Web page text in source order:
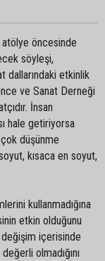
atölye öncesinde
söyleşi,
dallarındaki etkinlik
ve Sanat Derneği
İnsan
hale getiriyorsa
düşünme
kısaca en soyut,
kullanmadığına
etkin olduğunu
değişim içerisinde
olmadığını